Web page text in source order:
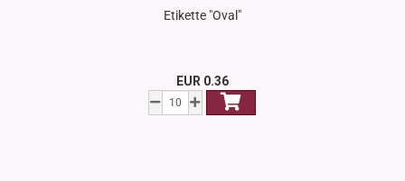
Etikette "Oval"
EUR 0.36